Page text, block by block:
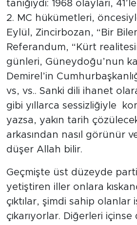
tanığıydı: 1968 olayları,
2. MC hükümetleri,
Eylül, Zincirbozan, “Bir
Referandum, “Kürt
günleri, Güneydoğu’nun
Demirel’in
vs, vs.. Sanki dili ihanet
gibi yıllarca sessizliğiyle
yazsa, yakın tarih
arkasından nasıl görünür
düşer Allah bilir.
Geçmişte üst düzeyde
yetiştiren iller onlara
çıktılar, şimdi sahip olanlar
çıkarıyorlar. Diğerleri içinse